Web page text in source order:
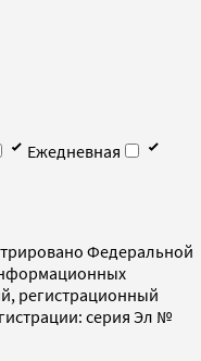
Ежедневная
Федеральной
регистрационный
серия Эл №